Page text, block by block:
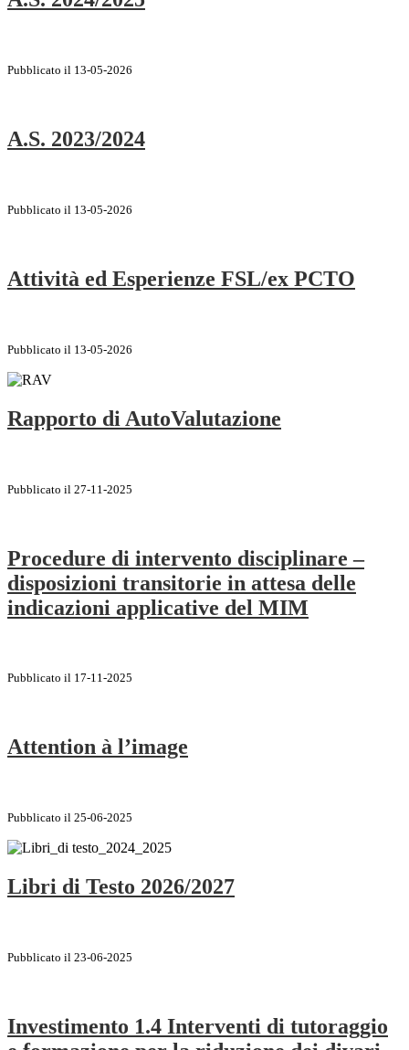
Pubblicato il 13-05-2026
A.S. 2023/2024
Pubblicato il 13-05-2026
Attività ed Esperienze FSL/ex PCTO
Pubblicato il 13-05-2026
Rapporto di AutoValutazione
Pubblicato il 27-11-2025
Procedure di intervento disciplinare –
disposizioni transitorie in attesa delle
indicazioni applicative del MIM
Pubblicato il 17-11-2025
Attention à l’image
Pubblicato il 25-06-2025
Libri di Testo 2026/2027
Pubblicato il 23-06-2025
Investimento 1.4 Interventi di tutoraggio